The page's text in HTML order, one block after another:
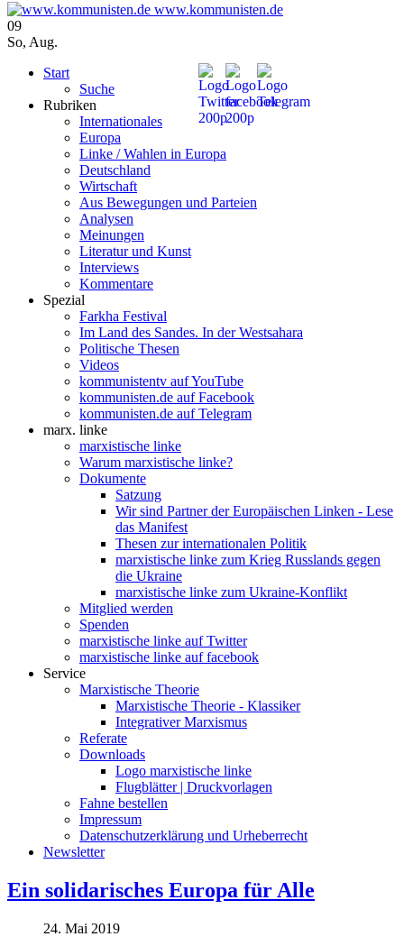
www.kommunisten.de
09
So, Aug.
Start
Suche
Rubriken
Internationales
Europa
Linke / Wahlen in Europa
Deutschland
Wirtschaft
Aus Bewegungen und Parteien
Analysen
Meinungen
Literatur und Kunst
Interviews
Kommentare
Spezial
Farkha Festival
Im Land des Sandes. In der Westsahara
Politische Thesen
Videos
kommunistentv auf YouTube
kommunisten.de auf Facebook
kommunisten.de auf Telegram
marx. linke
marxistische linke
Warum marxistische linke?
Dokumente
Satzung
Wir sind Partner der Europäischen Linken - Lese
das Manifest
Thesen zur internationalen Politik
marxistische linke zum Krieg Russlands gegen
die Ukraine
marxistische linke zum Ukraine-Konflikt
Mitglied werden
Spenden
marxistische linke auf Twitter
marxistische linke auf facebook
Service
Marxistische Theorie
Marxistische Theorie - Klassiker
Integrativer Marxismus
Referate
Downloads
Logo marxistische linke
Flugblätter | Druckvorlagen
Fahne bestellen
Impressum
Datenschutzerklärung und Urheberrecht
Newsletter
Ein solidarisches Europa für Alle
24. Mai 2019